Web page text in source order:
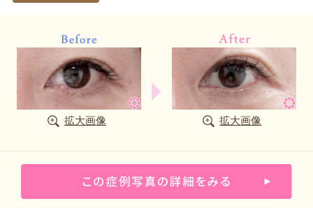
拡大画像 拡大画像